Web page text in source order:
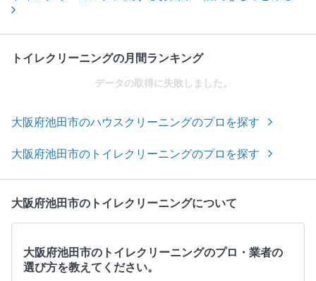
トイレクリーニングの月間ランキング
データの取得に失敗しました。
大阪府池田市のハウスクリーニングのプロを探す
大阪府池田市のトイレクリーニングのプロを探す
大阪府池田市のトイレクリーニングについて
大阪府池田市のトイレクリーニングのプロ・業者の
選び方を教えてください。